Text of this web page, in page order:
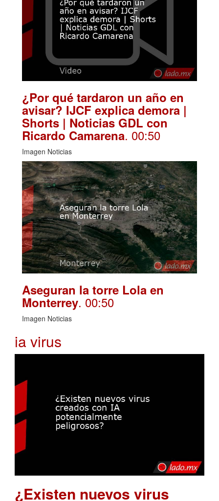
¿Por qué tardaron un año en
avisar? IJCF explica demora |
Shorts | Noticias GDL con
Ricardo Camarena. 00:50
Imagen Noticias
Aseguran la torre Lola en
Monterrey. 00:50
Imagen Noticias
ia virus
¿Existen nuevos virus